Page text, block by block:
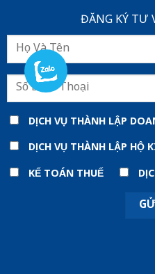
ĐĂNG KÝ
DỊCH VỤ THÀNH LẬP
DỊCH VỤ THÀNH LẬP HỘ
KẾ TOÁN THUẾ